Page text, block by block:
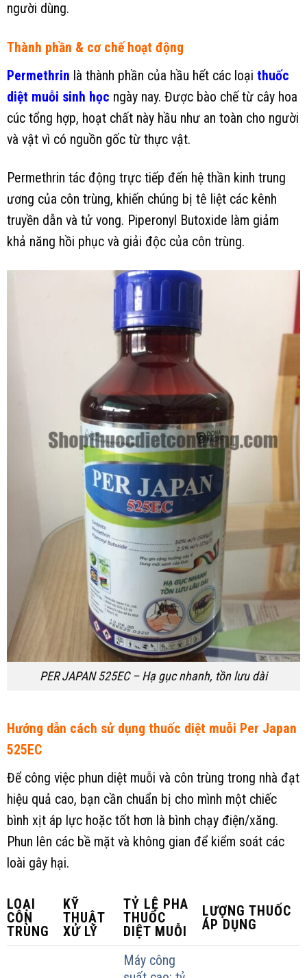
người dùng.
Thành phần & cơ chế hoạt động
Permethrin là thành phần của hầu hết các loại thuốc
diệt muỗi sinh học ngày nay. Được bào chế từ cây hoa
cúc tổng hợp, hoạt chất này hầu như an toàn cho người
và vật vì có nguồn gốc từ thực vật.
Permethrin tác động trực tiếp đến hệ thần kinh trung
ương của côn trùng, khiến chúng bị tê liệt các kênh
truyền dẫn và tử vong. Piperonyl Butoxide làm giảm
khả năng hồi phục và giải độc của côn trùng.
PER JAPAN 525EC – Hạ gục nhanh, tồn lưu dài
Hướng dẫn cách sử dụng thuốc diệt muỗi Per Japan
525EC
Để công việc phun diệt muỗi và côn trùng trong nhà đạt
hiệu quả cao, bạn cần chuẩn bị cho mình một chiếc
bình xịt áp lực hoặc tốt hơn là bình chạy điện/xăng.
Phun lên các bề mặt và không gian để kiểm soát các
loài gây hại.
LOẠI
CÔN
TRÙNG
KỸ
THUẬT
XỬ LÝ
TỶ LỆ PHA
THUỐC
DIỆT MUỖI
LƯỢNG THUỐC
ÁP DỤNG
Máy công